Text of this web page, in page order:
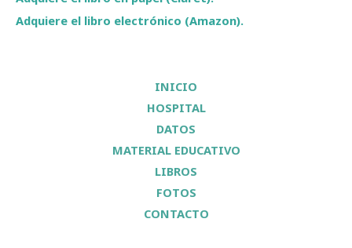
Adquiere el libro electrónico (Amazon).
INICIO
HOSPITAL
DATOS
MATERIAL EDUCATIVO
LIBROS
FOTOS
CONTACTO